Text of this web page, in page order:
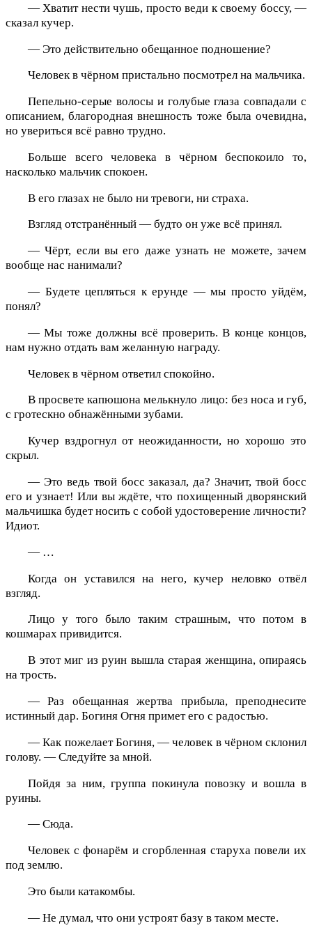
— Хватит нести чушь, просто веди к своему боссу, —
сказал кучер.
— Это действительно обещанное подношение?
Человек в чёрном пристально посмотрел на мальчика.
Пепельно-серые волосы и голубые глаза совпадали с
описанием, благородная внешность тоже была очевидна,
но увериться всё равно трудно.
Больше всего человека в чёрном беспокоило то,
насколько мальчик спокоен.
В его глазах не было ни тревоги, ни страха.
Взгляд отстранённый — будто он уже всё принял.
— Чёрт, если вы его даже узнать не можете, зачем
вообще нас нанимали?
— Будете цепляться к ерунде — мы просто уйдём,
понял?
— Мы тоже должны всё проверить. В конце концов,
нам нужно отдать вам желанную награду.
Человек в чёрном ответил спокойно.
В просвете капюшона мелькнуло лицо: без носа и губ,
с гротескно обнажёнными зубами.
Кучер вздрогнул от неожиданности, но хорошо это
скрыл.
— Это ведь твой босс заказал, да? Значит, твой босс
его и узнает! Или вы ждёте, что похищенный дворянский
мальчишка будет носить с собой удостоверение личности?
Идиот.
— …
Когда он уставился на него, кучер неловко отвёл
взгляд.
Лицо у того было таким страшным, что потом в
кошмарах привидится.
В этот миг из руин вышла старая женщина, опираясь
на трость.
— Раз обещанная жертва прибыла, преподнесите
истинный дар. Богиня Огня примет его с радостью.
— Как пожелает Богиня, — человек в чёрном склонил
голову. — Следуйте за мной.
Пойдя за ним, группа покинула повозку и вошла в
руины.
— Сюда.
Человек с фонарём и сгорбленная старуха повели их
под землю.
Это были катакомбы.
— Не думал, что они устроят базу в таком месте.